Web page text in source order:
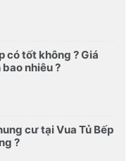
có tốt không ? Giá
nhiêu ?
cư tại Vua Tủ Bếp
?